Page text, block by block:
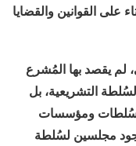
على القوانين والقضايا
لم يقصد بها المُشرع
التشريعية، بل
سُلطات ومؤسسات
وجود مجلسين لسُلطة